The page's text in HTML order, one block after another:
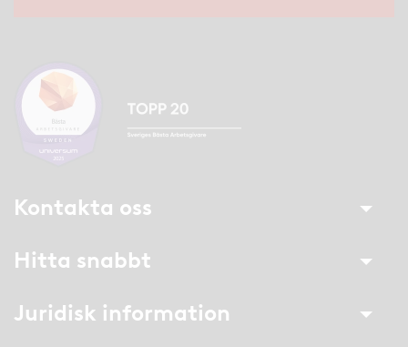
Kontakta oss
Hitta snabbt
Juridisk information